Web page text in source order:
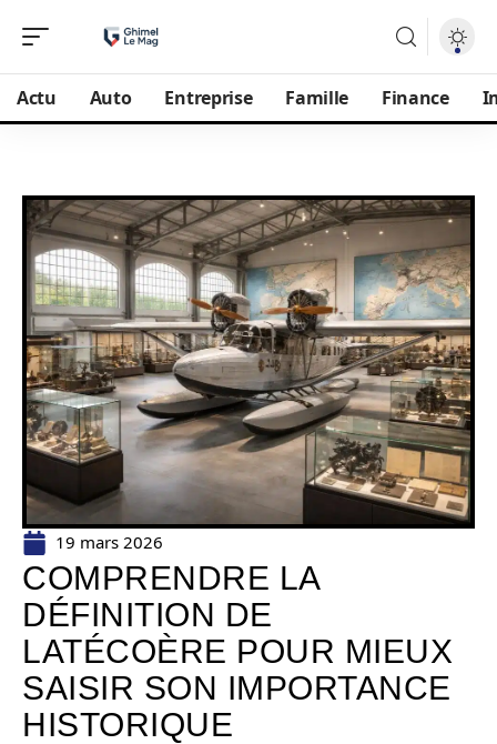
Actu Auto Entreprise Famille Finance
19 mars 2026
COMPRENDRE LA
DÉFINITION DE
LATÉCOÈRE POUR MIEUX
SAISIR SON IMPORTANCE
HISTORIQUE